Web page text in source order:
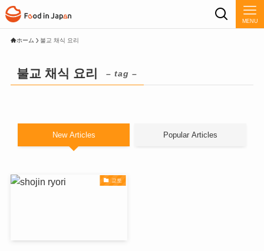
MENU
ホーム 불교 채식 요리
불교 채식 요리 – tag –
New Articles Popular Articles
교토